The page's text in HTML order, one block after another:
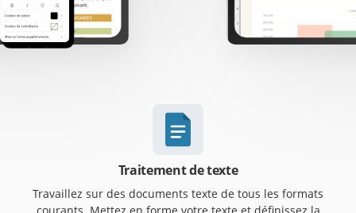
Traitement de texte
Travaillez sur des documents texte de tous les formats
courants. Mettez en forme votre texte et définissez la